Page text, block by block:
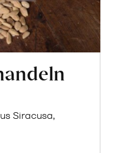
Siracusa,